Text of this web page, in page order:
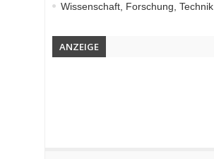
Wissenschaft, Forschung, Technik
ANZEIGE